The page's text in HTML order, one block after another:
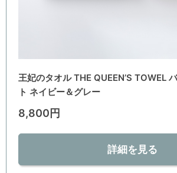
王妃のタオル THE QUEEN’S TOWEL
ト ネイビー＆グレー
8,800円
詳細を見る